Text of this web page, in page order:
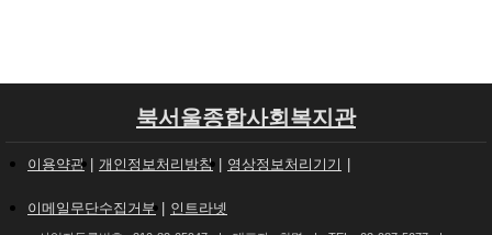
북서울종합사회복지관
이용약관 개인정보처리방침 영상정보처리기기
이메일무단수집거부 인트라넷